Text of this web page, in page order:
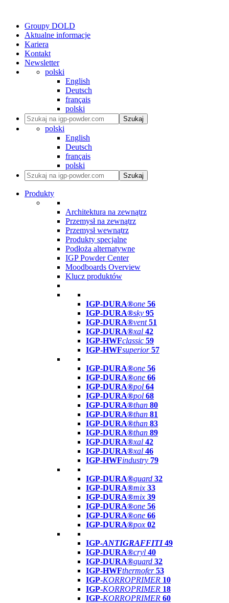
Groupy DOLD
Aktualne informacje
Kariera
Kontakt
Newsletter
polski
English
Deutsch
français
polski
Szukaj
polski
English
Deutsch
français
polski
Szukaj
Produkty
Architektura na zewnątrz
Przemysł na zewnątrz
Przemysł wewnątrz
Produkty specjalne
Podłoża alternatywne
IGP Powder Center
Moodboards Overview
Klucz produktów
IGP-DURA®one 56
IGP-DURA®sky 95
IGP-DURA®vent 51
IGP-DURA®xal 42
IGP-HWFclassic 59
IGP-HWFsuperior 57
IGP-DURA®one 56
IGP-DURA®one 66
IGP-DURA®pol 64
IGP-DURA®pol 68
IGP-DURA®than 80
IGP-DURA®than 81
IGP-DURA®than 83
IGP-DURA®than 89
IGP-DURA®xal 42
IGP-DURA®xal 46
IGP-HWFindustry 79
IGP-DURA®guard 32
IGP-DURA®mix 33
IGP-DURA®mix 39
IGP-DURA®one 56
IGP-DURA®one 66
IGP-DURA®pox 02
IGP-ANTIGRAFFITI49
IGP-DURA®cryl 40
IGP-DURA®guard 32
IGP-HWFthermofer 53
IGP-KORROPRIMER 10
IGP-KORROPRIMER 18
IGP-KORROPRIMER 60